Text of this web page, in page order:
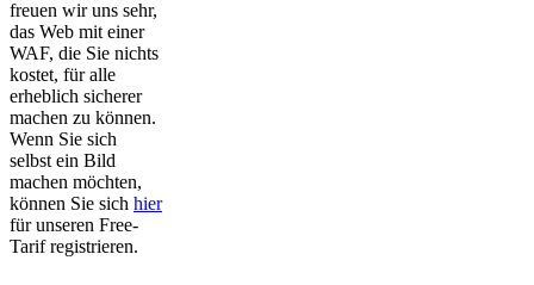
freuen wir uns sehr,
das Web mit einer
WAF, die Sie nichts
kostet, für alle
erheblich sicherer
machen zu können.
Wenn Sie sich
selbst ein Bild
machen möchten,
können Sie sich hier
für unseren Free-
Tarif registrieren.